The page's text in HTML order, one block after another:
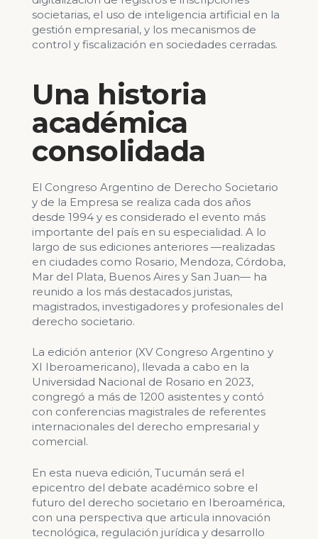
societarias, el uso de inteligencia artificial en la
gestión empresarial, y los mecanismos de
control y fiscalización en sociedades cerradas.
Una historia
académica
consolidada
El Congreso Argentino de Derecho Societario
y de la Empresa se realiza cada dos años
desde 1994 y es considerado el evento más
importante del país en su especialidad. A lo
largo de sus ediciones anteriores —realizadas
en ciudades como Rosario, Mendoza, Córdoba,
Mar del Plata, Buenos Aires y San Juan— ha
reunido a los más destacados juristas,
magistrados, investigadores y profesionales del
derecho societario.
La edición anterior (XV Congreso Argentino y
XI Iberoamericano), llevada a cabo en la
Universidad Nacional de Rosario en 2023,
congregó a más de 1200 asistentes y contó
con conferencias magistrales de referentes
internacionales del derecho empresarial y
comercial.
En esta nueva edición, Tucumán será el
epicentro del debate académico sobre el
futuro del derecho societario en Iberoamérica,
con una perspectiva que articula innovación
tecnológica, regulación jurídica y desarrollo